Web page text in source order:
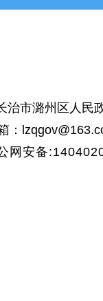
市潞州区人民
：
网安备